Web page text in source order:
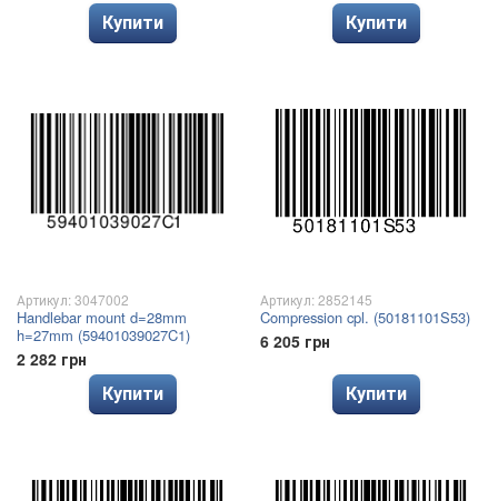
Купити Купити
Артикул: 3047002
Handlebar mount d=28mm
h=27mm (59401039027C1)
2 282 грн
Купити
Артикул: 2852145
Compression cpl. (50181101S53)
6 205 грн
Купити